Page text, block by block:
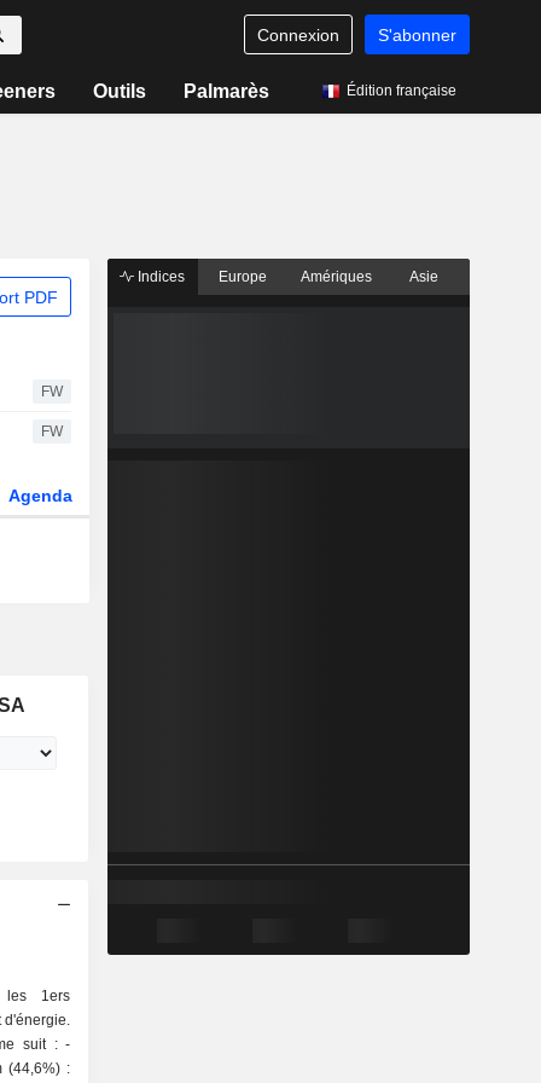
Connexion S'abonner
Outils Palmarès Édition française
PDF
FW
FW
Agenda
les 1ers
d'énergie.
suit : -
(44,6%) :
Indices Europe Amériques Asie